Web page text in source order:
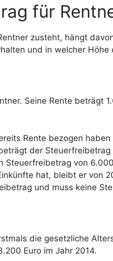
für
zusteht, hängt
und in welcher
Seine Rente beträgt
Rente bezogen
der
Steuerfreibetrag von
hat, bleibt er von
und muss keine
die gesetzliche
Euro im Jahr 2014.